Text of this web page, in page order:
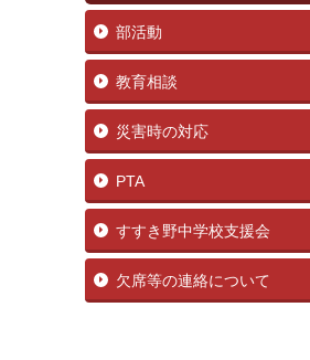
部活動
教育相談
災害時の対応
PTA
すすき野中学校支援会
欠席等の連絡について